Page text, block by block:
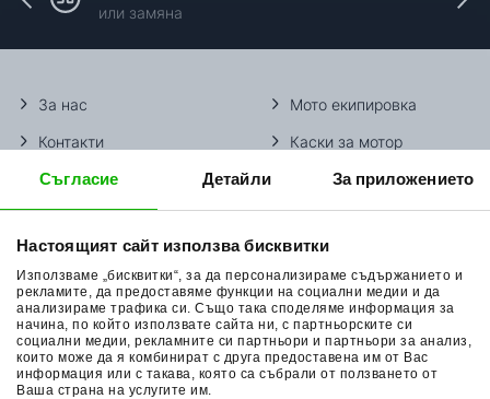
Съгласие Детайли За приложението
Настоящият сайт използва бисквитки
Използваме „бисквитки“, за да персонализираме съдържанието и
рекламите, да предоставяме функции на социални медии и да
анализираме трафика си. Също така споделяме информация за
начина, по който използвате сайта ни, с партньорските си
социални медии, рекламните си партньори и партньори за анализ,
които може да я комбинират с друга предоставена им от Вас
информация или с такава, която са събрали от ползването от
Ваша страна на услугите им.
или замяна
За нас
Контакти
Методи доставка
Начини плащане
Връщане на стока
Общи условия
Поверителност
Политика за бисквитки
Мото екипировка
Каски за мотор
Ботуши за мотор
Гуми за мотор
Очила за мотор
Раници за мотор
Ръкавици за мотор
Части за мотор